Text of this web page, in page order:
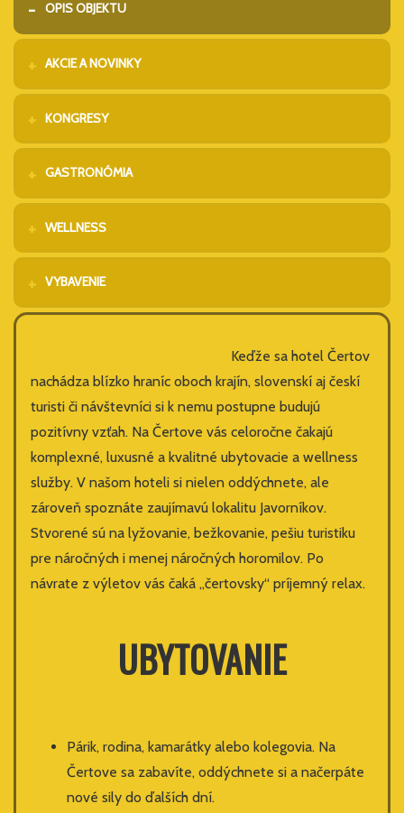
OPIS OBJEKTU
AKCIE A NOVINKY
KONGRESY
GASTRONÓMIA
WELLNESS
VYBAVENIE
Keďže sa hotel Čertov
nachádza blízko hraníc oboch krajín, slovenskí aj českí
turisti či návštevníci si k nemu postupne budujú
pozitívny vzťah. Na Čertove vás celoročne čakajú
komplexné, luxusné a kvalitné ubytovacie a wellness
služby. V našom hoteli si nielen oddýchnete, ale
zároveň spoznáte zaujímavú lokalitu Javorníkov.
Stvorené sú na lyžovanie, bežkovanie, pešiu turistiku
pre náročných i menej náročných horomilov. Po
návrate z výletov vás čaká „čertovsky“ príjemný relax.
UBYTOVANIE
Párik, rodina, kamarátky alebo kolegovia. Na
Čertove sa zabavíte, oddýchnete si a načerpáte
nové sily do ďalších dní.